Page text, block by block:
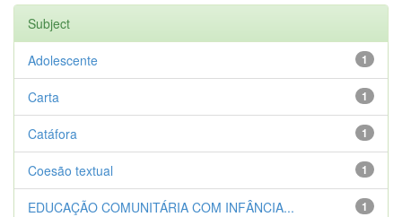
Subject
1
Adolescente
1
Carta
1
Catáfora
1
Coesão textual
1
EDUCAÇÃO COMUNITÁRIA COM INFÂNCIA...